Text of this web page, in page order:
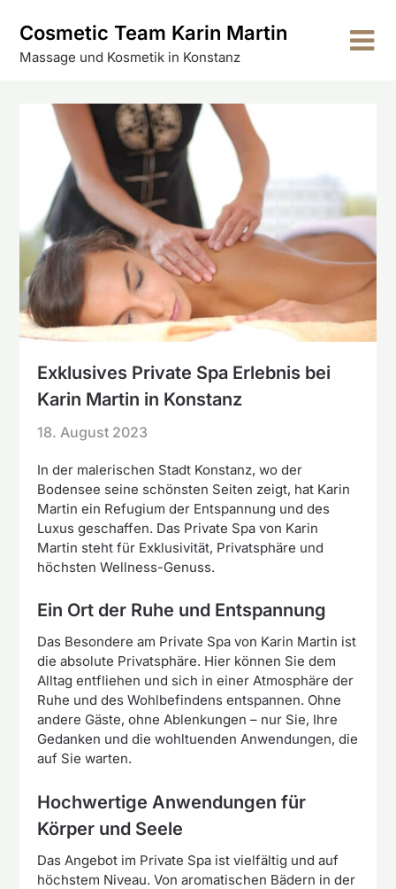
content
Cosmetic Team Karin Martin
Massage und Kosmetik in Konstanz
Exklusives Private Spa Erlebnis bei
Karin Martin in Konstanz
18. August 2023
In der malerischen Stadt Konstanz, wo der
Bodensee seine schönsten Seiten zeigt, hat Karin
Martin ein Refugium der Entspannung und des
Luxus geschaffen. Das Private Spa von Karin
Martin steht für Exklusivität, Privatsphäre und
höchsten Wellness-Genuss.
Ein Ort der Ruhe und Entspannung
Das Besondere am Private Spa von Karin Martin ist
die absolute Privatsphäre. Hier können Sie dem
Alltag entfliehen und sich in einer Atmosphäre der
Ruhe und des Wohlbefindens entspannen. Ohne
andere Gäste, ohne Ablenkungen – nur Sie, Ihre
Gedanken und die wohltuenden Anwendungen, die
auf Sie warten.
Hochwertige Anwendungen für
Körper und Seele
Das Angebot im Private Spa ist vielfältig und auf
höchstem Niveau. Von aromatischen Bädern in der